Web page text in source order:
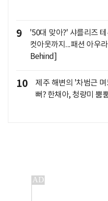
9
'50대 맞아?' 샤를리즈
컷아웃까지...패션 아우
Behind]
10
제주 해변의 '차범근
뻐? 한채아, 청량미 뿜